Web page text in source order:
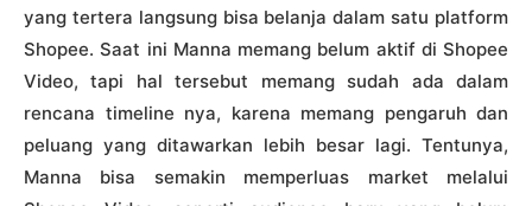
yang tertera langsung bisa belanja dalam satu platform
Shopee. Saat ini Manna memang belum aktif di Shopee
Video, tapi hal tersebut memang sudah ada dalam
rencana timeline nya, karena memang pengaruh dan
peluang yang ditawarkan lebih besar lagi. Tentunya,
Manna bisa semakin memperluas market melalui